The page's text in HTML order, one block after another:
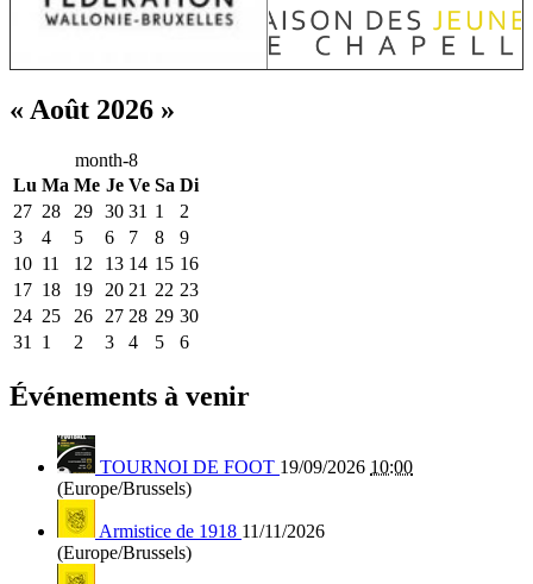
« Août 2026 »
month-8
Lu Ma Me Je Ve Sa Di
27 28 29 30 31 1
2
3
4 5 6 7 8
9
10 11 12 13 14 15 16
17 18 19 20 21 22 23
24 25 26 27 28 29 30
31
1 2 3 4 5 6
Événements à venir
TOURNOI DE FOOT 19/09/2026 10:00
(Europe/Brussels)
Armistice de 1918 11/11/2026
(Europe/Brussels)